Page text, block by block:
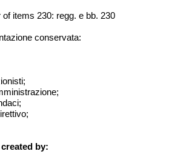
of items 230: regg. e bb. 230
conservata:
by: